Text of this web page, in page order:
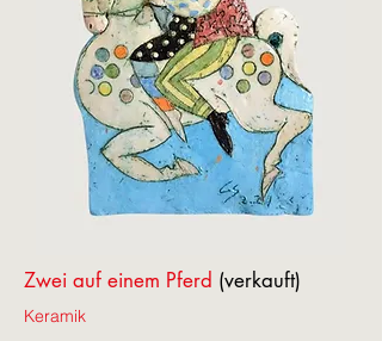
Zwei auf einem Pferd (verkauft)
Keramik